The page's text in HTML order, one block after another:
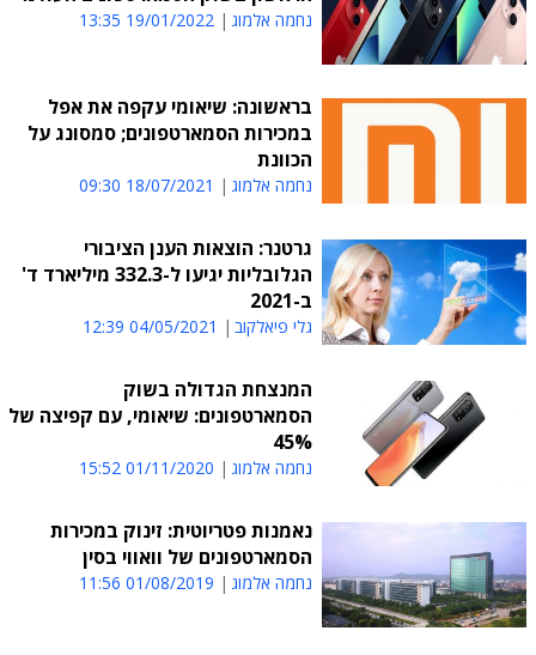
נחמה אלמוג 19/01/2022 13:35
בראשונה: שיאומי עקפה את אפל
במכירות הסמארטפונים; סמסונג על
הכוונת
נחמה אלמוג 18/07/2021 09:30
גרטנר: הוצאות הענן הציבורי
הגלובליות יגיעו ל-332.3 מיליארד ד'
ב-2021
גלי פיאלקוב 04/05/2021 12:39
המנצחת הגדולה בשוק
הסמארטפונים: שיאומי, עם קפיצה של
45%
נחמה אלמוג 01/11/2020 15:52
נאמנות פטריוטית: זינוק במכירות
הסמארטפונים של וואווי בסין
נחמה אלמוג 01/08/2019 11:56